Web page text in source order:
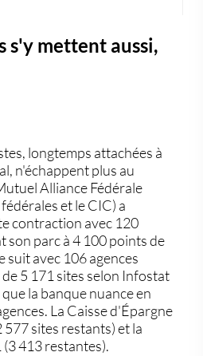
s'y mettent aussi,
longtemps attachées à
n'échappent plus au
Alliance Fédérale
et le CIC) a
contraction avec 120
son parc à 4 100 points de
avec 106 agences
5 171 sites selon Infostat
la banque nuance en
La Caisse d'Épargne
sites restants) et la
413 restantes).